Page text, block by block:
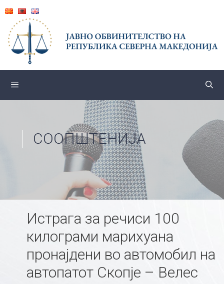
content
СООПШТЕНИЈА
Истрага за речиси 100
килограми марихуана
пронајдени во автомобил на
автопатот Скопје – Велес